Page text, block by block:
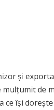
și
mulțumit de
își